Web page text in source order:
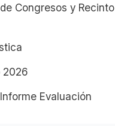
Congresos y Recinto
2026
Evaluación